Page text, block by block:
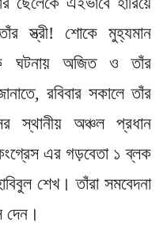
স্ত্রী! শোকে মুহ্যমান
ঘটনায় অজিত ও তাঁর
রবিবার সকালে তাঁর
স্থানীয় অঞ্চল প্রধান
এর গড়বেতা ১ ব্লক
শেখ। তাঁরা সমবেদনা
দেন।